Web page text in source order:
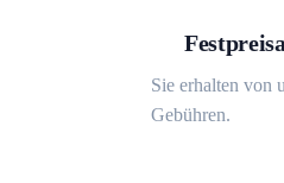
Sie erhalten von
Gebühren.